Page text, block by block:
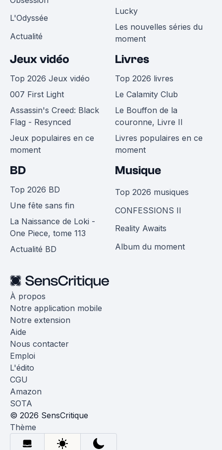
L'Odyssée
Actualité
Lucky
Les nouvelles séries du
moment
Jeux vidéo
Top 2026 Jeux vidéo
007 First Light
Assassin's Creed: Black
Flag - Resynced
Jeux populaires en ce
moment
Livres
Top 2026 livres
Le Calamity Club
Le Bouffon de la
couronne, Livre II
Livres populaires en ce
moment
BD
Top 2026 BD
Une fête sans fin
La Naissance de Loki -
One Piece, tome 113
Actualité BD
Musique
Top 2026 musiques
CONFESSIONS II
Reality Awaits
Album du moment
À propos
Notre application mobile
Notre extension
Aide
Nous contacter
Emploi
L'édito
CGU
Amazon
SOTA
© 2026 SensCritique
Thème